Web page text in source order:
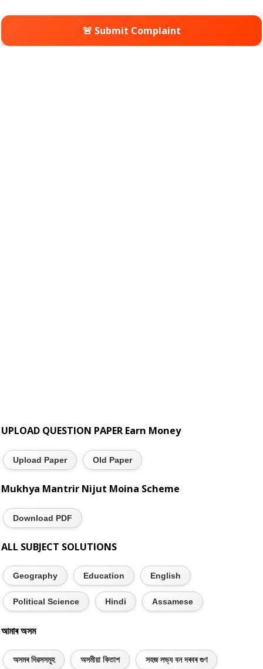
🚨 Submit Complaint
UPLOAD QUESTION PAPER Earn Money
Upload Paper Old Paper
Mukhya Mantrir Nijut Moina Scheme
Download PDF
ALL SUBJECT SOLUTIONS
Geography Education English
Political Science Hindi Assamese
আমাৰ অসম
অসমৰ দিৱসসমূহ অসমীয়া কিতাপ সহজ লভ্য বন দৰবৰ গুণ